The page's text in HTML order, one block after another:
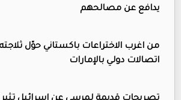
يدافع عن مصالحهم
من اغرب الاختراعات باكستاني حوّل
اتصالات دولي بالإمارات